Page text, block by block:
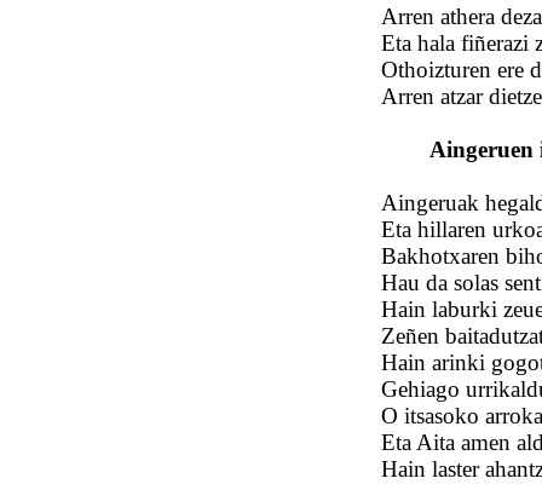
Arren athera
Eta hala fiñerazi
Othoizturen ere
Arren atzar
Aingeruen
Aingeruak
Eta hillaren
Bakhotxaren
Hau da solas
Hain laburki
Zeñen
Hain arinki
Gehiago
O itsasoko
Eta Aita amen
Hain laster